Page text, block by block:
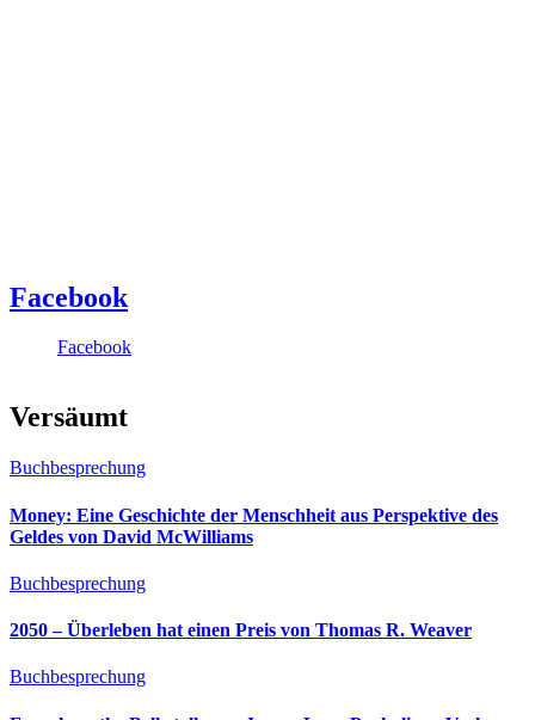
Facebook
Facebook
Versäumt
Buchbesprechung
Money: Eine Geschichte der Menschheit aus Perspektive des
Geldes von David McWilliams
Buchbesprechung
2050 – Überleben hat einen Preis von Thomas R. Weaver
Buchbesprechung